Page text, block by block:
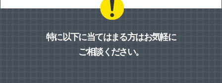
特に以下に当てはまる方はお気軽に
ご相談ください。